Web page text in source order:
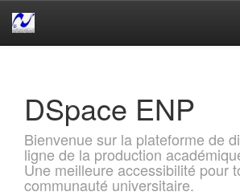
DSpace ENP
Bienvenue sur la plateforme de
ligne de la production
Une meilleure accessibilité pour
communauté universitaire.